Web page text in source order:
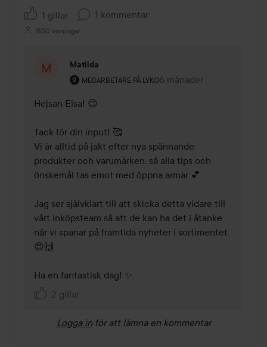
1 gillar 1 kommentar
1850 visningar
Matilda
MEDARBETARE PÅ LYKO
Användarens roll: Medarbetare på Lyko.
6 månader
Kommentaren lades 6
Hejsan Elsa! 😊
Tack för din input! 🥰
Vi är alltid på jakt efter nya spännande
produkter och varumärken, så alla tips och
önskemål tas emot med öppna armar 💕
Jag ser självklart till att skicka detta vidare till
vårt inköpsteam så att de kan ha det i åtanke
när vi spanar på framtida nyheter i sortimentet
😍🙌
Ha en fantastisk dag! ✨
2 gillar
Logga in för att lämna en kommentar